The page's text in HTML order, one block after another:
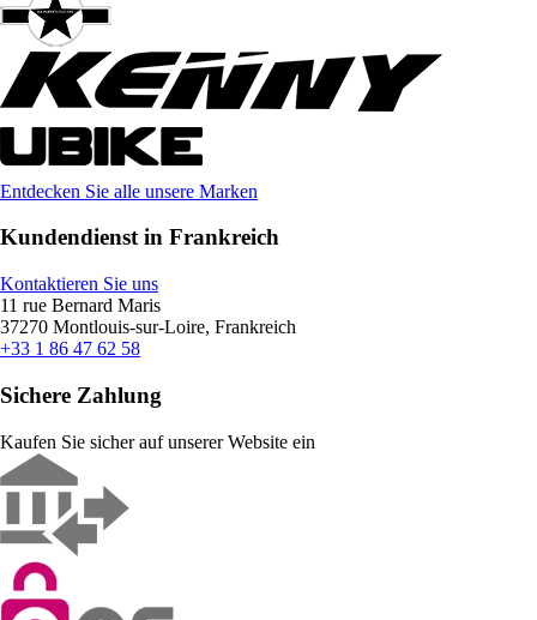
Entdecken Sie alle unsere Marken
Kundendienst in Frankreich
Kontaktieren Sie uns
11 rue Bernard Maris
37270 Montlouis-sur-Loire, Frankreich
+33 1 86 47 62 58
Sichere Zahlung
Kaufen Sie sicher auf unserer Website ein